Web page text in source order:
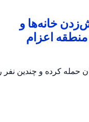
خانه‌ها و
منطقه اعزام
کرده و چندین نفر را